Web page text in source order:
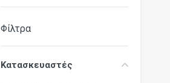
Φίλτρα
Κατασκευαστές